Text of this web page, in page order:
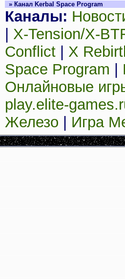
» Канал Kerbal Space Program
Каналы:
X-Tension/X-
Conflict
X
Space Program
Онлайновые
play.elite-
Железо
Игра